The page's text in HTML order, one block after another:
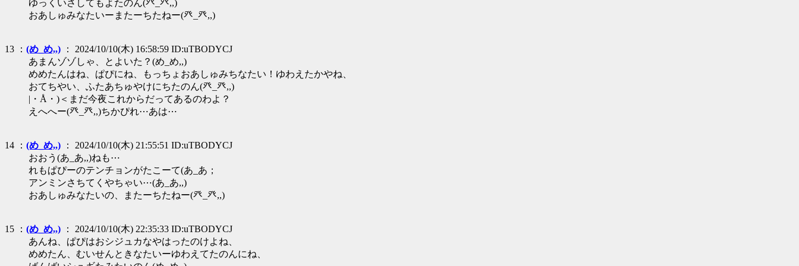
ゆっくいさしてもよたのん(癶_癶,,)
おあしゅみなたいーまたーちたねー(癶_癶,,)
13 ： (め_め,,) ： 2024/10/10(木) 16:58:59 ID:uTBODYCJ
あまんゾゾしゃ、とよいた？(め_め,,)
めめたんはね、ぱぴにね、もっちょおあしゅみちなたい！ゆわえたかやね、
おてちやい、ふたあちゅやけにちたのん(癶_癶,,)
|・Å・)＜まだ今夜これからだってあるのわよ？
えへへー(癶_癶,,)ちかぴれ⋯あは⋯
14 ： (め_め,,) ： 2024/10/10(木) 21:55:51 ID:uTBODYCJ
おおう(あ_あ,,)ねも⋯
れもぱぴーのテンチョンがたこーて(あ_あ；
アンミンさちてくやちゃい⋯(あ_あ,,)
おあしゅみなたいの、またーちたねー(癶_癶,,)
15 ： (め_め,,) ： 2024/10/10(木) 22:35:33 ID:uTBODYCJ
あんね、ぱぴはおシジュカなやはったのけよね、
めめたん、むいせんときなたいーゆわえてたのんにね、